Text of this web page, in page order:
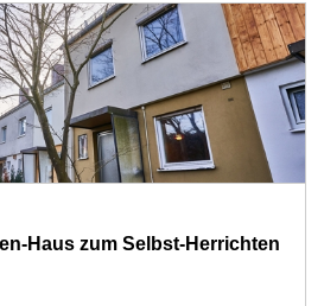
Haus zum Selbst-Herrichten